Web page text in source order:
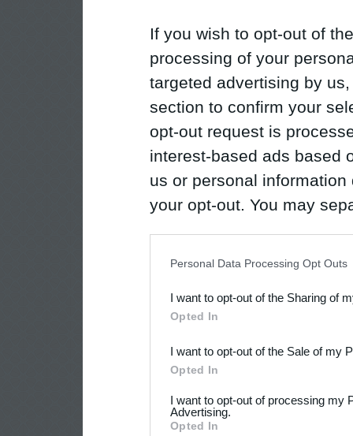
If you wish to opt-out of
processing of your
targeted advertising by
section to confirm your
opt-out request is
interest-based ads based
us or personal
your opt-out. You may
Downstream Participants
third parties.
Personal Data Processing Opt Outs
I want to opt-out of the Sharing of
Opted In
I want to opt-out of the Sale of my
Opted In
I want to opt-out of processing my
Advertising.
Opted In